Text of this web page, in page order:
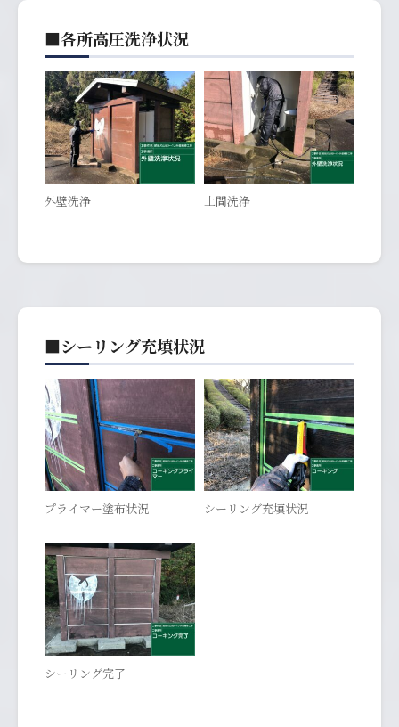
■各所高圧洗浄状況
外壁洗浄 土間洗浄
■シーリング充填状況
プライマー塗布状況 シーリング充填状況
シーリング完了